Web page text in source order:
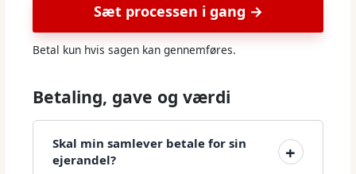
Sæt processen i gang →
Betal kun hvis sagen kan gennemføres.
Betaling, gave og værdi
Skal min samlever betale for sin
ejerandel?